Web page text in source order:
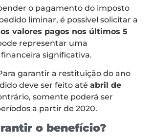
o pagamento do imposto
liminar, é possível solicitar a
valores pagos nos últimos 5
representar uma
significativa.
garantir a restituição do ano
deve ser feito até abril de
somente poderá ser
a partir de 2020.
o benefício?